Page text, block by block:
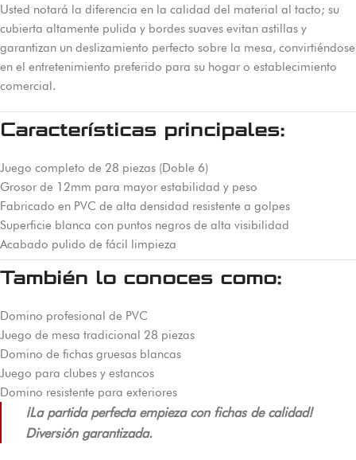
Usted notará la diferencia en la calidad del material al tacto; su
cubierta altamente pulida y bordes suaves evitan astillas y
garantizan un deslizamiento perfecto sobre la mesa, convirtiéndose
en el entretenimiento preferido para su hogar o establecimiento
comercial.
Características principales:
Juego completo de 28 piezas (Doble 6)
Grosor de 12mm para mayor estabilidad y peso
Fabricado en PVC de alta densidad resistente a golpes
Superficie blanca con puntos negros de alta visibilidad
Acabado pulido de fácil limpieza
También lo conoces como:
Domino profesional de PVC
Juego de mesa tradicional 28 piezas
Domino de fichas gruesas blancas
Juego para clubes y estancos
Domino resistente para exteriores
¡La partida perfecta empieza con fichas de calidad!
Diversión garantizada.